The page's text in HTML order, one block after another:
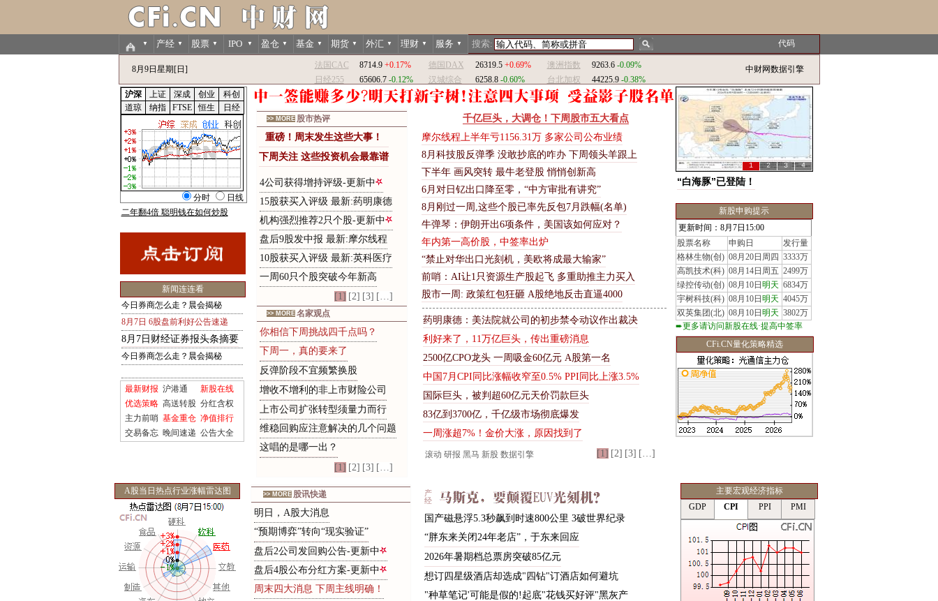
▼ 产经 ▼ 股票 ▼ IPO ▼ 盈仓 ▼ 基金 ▼ 期货 ▼ 外汇 ▼ 理财 ▼ 服务 ▼ 搜索: 代码
8月9日星期[日] 法国CAC 8714.9 +0.17% 德国DAX 26319.5 +0.69% 澳洲指数 9263.6 -0.09%
日经255
65606.7 -0.12% 汉城综合 6258.8 -0.60% 台北加权 44225.9 -0.38%
中财网数据引擎
二年翻4倍 聪明钱在如何炒股
新闻连连看
今日券商怎么走？晨会揭秘
8月7日 6股盘前利好公告速递
8月 7日 财经证券报头条摘要
今日券商怎么走？晨会揭秘
最新财报 沪港通
新股在线
优选策略 高送转股 分红含权
主力前哨 基金重仓 净值排行
交易备忘 晚间速递 公告大全
>> MORE 股市热评
重磅！ 周末发生这些大事！
下周 关注 这些投资机会最靠谱
4公司获得增持评级-更新中
15股获买入评级 最新:药明康德
机构强烈推荐2只个股-更新中
盘后9股发中报 最新:摩尔线程
10股获买入评级 最新:英科医疗
一周60只个股突破今年新高
[1] [2] [3] […]
>> MORE 名家观点
你相信下周挑战四千点吗？
下周 一， 真的要来了
反弹阶段不宜频繁换股
增收不增利 的非上市财险公司
上市公司扩张转型须量力而行
维稳回购应注意解决的几个问题
这唱的是哪一出 ？
[1] [2] [3] […]
千亿巨头，大调仓！下周股市五大看点
摩尔线程上半年亏1156.31万 多家公司公布业绩
8月科技股反弹季 没敢抄底的咋办 下周领头羊跟上
下半年 画风突转 最牛老登股 悄悄创 新高
6月 对日 钇出 口 降至零 ， “中方审批有讲究”
8月刚过一周,这些个股已率先反包7月跌幅(名单)
牛弹琴 ： 伊朗开出6项条件， 美 国 该如何应对？
年内第一高价股，中签率出炉
“禁止对华出 口 光刻 机， 美欧将成最大输家”
前哨 ： AI让1只 资源生产股起 飞 多重助推主力买入
股市一周: 政策红包狂砸 A股绝地反击直逼4000
药明 康德： 美法院就公司 的初步禁令动议作出裁决
利好来了，11万亿巨头，传出重磅消息
2500亿CPO龙头 一周 吸金60亿元 A股第一名
中 国 7月 CPI 同 比涨幅收窄至0.5% PPI 同 比上涨3.5%
国际巨头，被判超60亿元天价罚款巨头
83亿到 3700亿， 千亿级市场彻 底爆发
一周涨超7%！金价大涨，原因找到了
滚动 研报 黑马 新股 数据引擎 [1] [2] [3] […]
4
3
2
1
“白海豚”已登陆！
新股申购提示
更新时间：8月7日15:00
股票名称
申购日
发行量
格林生物(创) 08月20日周四 3333万
高凯技术(科) 08月14日周五 2499万
绿控传动(创) 08月10日 明天 6834万
宇树科技(科) 08月10日 明天 4045万
双英集团(北) 08月10日 明天 3802万
➨更多请访问新股在线·提高中签率
CFi.CN量化策略精选
A股当日热点行业涨幅雷达图 >> MORE 股讯快递
明日，A股大消息
“预期博弈”转向“现实验证”
盘后2公司发回购公告-更新中
盘后4股公布分红方案-更新中
周末四大消息 下周主线明确！
产
经
国产磁悬浮5.3秒飙到时速800公里 3破世界纪录
“胖东来关闭24年老店” ， 于东来回 应
2026年暑期档总票房突破85亿元
想订四星级酒店却选成"四钻"订酒店如何避坑
"种草笔记'可能是假的!起底"花钱买好评"黑灰产
主要宏观经济指标